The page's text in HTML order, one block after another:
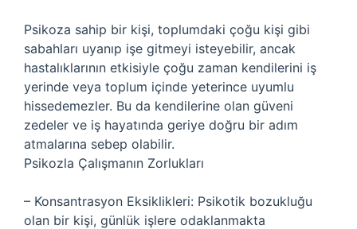
Psikoza sahip bir kişi, toplumdaki çoğu kişi gibi
sabahları uyanıp işe gitmeyi isteyebilir, ancak
hastalıklarının etkisiyle çoğu zaman kendilerini iş
yerinde veya toplum içinde yeterince uyumlu
hissedemezler. Bu da kendilerine olan güveni
zedeler ve iş hayatında geriye doğru bir adım
atmalarına sebep olabilir.
Psikozla Çalışmanın Zorlukları
– Konsantrasyon Eksiklikleri: Psikotik bozukluğu
olan bir kişi, günlük işlere odaklanmakta